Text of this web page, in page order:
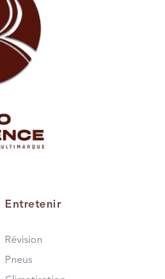
Entretenir
Révision
Pneus